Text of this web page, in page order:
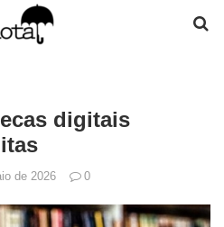
digitais
de 2026 0